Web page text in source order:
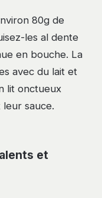
80g de
les al dente
en bouche. La
avec du lait et
lit onctueux
sauce.
et